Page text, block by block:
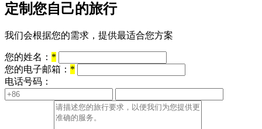
定制您自己的旅行
我们会根据您的需求，提供最适合您方案
您的姓名： *
您的电子邮箱： *
电话号码：